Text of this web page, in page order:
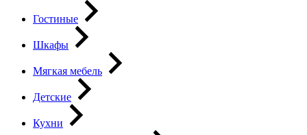
Гостиные
Шкафы
Мягкая мебель
Детские
Кухни